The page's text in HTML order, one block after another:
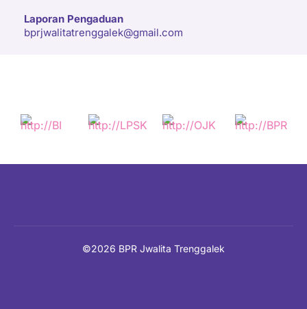
Laporan Pengaduan
bprjwalitatrenggalek@gmail.com
©2026 BPR Jwalita Trenggalek